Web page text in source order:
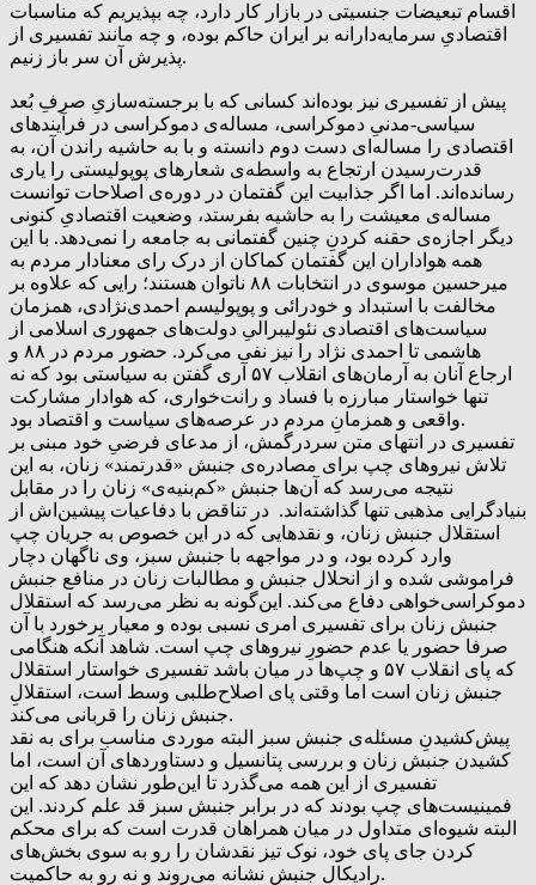
اقسام تبعیضات جنسیتی در بازار کار دارد، چه بپذیریم که مناسبات
اقتصادیِ سرمایه‌دارانه بر ایران حاکم بوده، و چه مانند تفسیری از
پذیرش آن سر باز زنیم.
پیش از تفسیری نیز بوده‌اند کسانی که با برجسته‌سازیِ صرفِ بُعد
سیاسی-مدنیِ دموکراسی، مساله‌ی دموکراسی در فرآیندهای
اقتصادی را مساله‌ای دست دوم دانسته و با به حاشیه‌ راندن آن، به
قدرت‌رسیدن ارتجاع به واسطه‌ی شعارهای پوپولیستی را یاری
رسانده‌اند. اما اگر جذابیت این گفتمان در دوره‌ی اصلاحات توانست
مساله‌ی معیشت را به حاشیه بفرستد، وضعیت اقتصادیِ کنونی
دیگر اجازه‌ی حقنه‌ کردنِ چنین گفتمانی به جامعه را نمی‌دهد. با این
همه هواداران این گفتمان کماکان از درک رای معنادار مردم به
میرحسین موسوی در انتخابات ۸۸ ناتوان هستند؛ رایی که علاوه بر
مخالفت با استبداد و خودرائی و پوپولیسم احمدی‌نژادی، همزمان
سیاست‌های اقتصادی‌ نئولیبرالیِ دولت‌های جمهوری اسلامی از
هاشمی تا احمدی نژاد را نیز نفی می‌کرد. حضور مردم در ۸۸ و
ارجاع آنان به آرمان‌های انقلاب ۵۷ آری گفتن به سیاستی بود که نه
تنها خواستار مبارزه با فساد و رانت‌خواری، که هوادار مشارکت
واقعی و همزمانِ مردم در عرصه‌های سیاست و اقتصاد بود.
تفسیری در انتهای متن سردرگمش، از مدعای فرضیِ خود مبنی بر
تلاش نیروهای چپ‌ برای مصادره‌ی جنبش «قدرتمند» زنان، به این
نتیجه می‌رسد که آن‌ها جنبش «کم‌بنیه‌ی» زنان را در مقابل
بنیادگرایی مذهبی تنها گذاشته‌اند. در تناقض با دفاعیات پیشین‌اش از
استقلال جنبش زنان، و نقدهایی که در این خصوص به جریان چپ
وارد کرده بود، و در مواجهه با جنبش سبز، وی ناگهان دچار
فراموشی شده و از انحلال جنبش و مطالبات زنان در منافع جنبش
دموکراسی‌خواهی دفاع می‌کند. این‌گونه به نظر می‌رسد که استقلال
جنبش زنان برای تفسیری امری نسبی بوده و معیار برخورد با آن
صرفا حضور یا عدم حضورِ نیروهای چپ است. شاهد آنکه هنگامی
که پای انقلاب ۵۷ و چپ‌ها در میان باشد تفسیری خواستار استقلال
جنبش زنان است اما وقتی پای اصلاح‌طلبی وسط است، استقلالِ
جنبش زنان را قربانی می‌کند.
پیش‌کشیدنِ مسئله‌ی جنبش سبز البته موردی مناسب برای به نقد
کشیدن جنبش زنان و بررسی پتانسیل و دستاوردهای آن است، اما
تفسیری از این همه می‌گذرد تا این‌طور نشان دهد که این
فمینیست‌های چپ بودند که در برابر جنبش سبز قد علم کردند. این
البته شیوه‌ای متداول در میان همراهان قدرت است که برای محکم
کردن جای پای خود، نوک تیز نقدشان را رو به سوی بخش‌های
رادیکال جنبش نشانه می‌روند و نه رو به حاکمیت.